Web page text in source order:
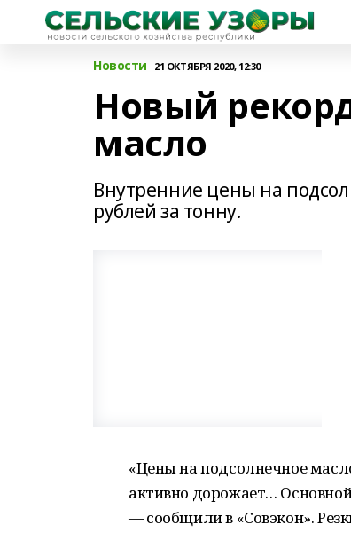
Новости 21 ОКТЯБРЯ 2020, 12:30
Новый
масло
Внутренние цены на
рублей за тонну.
«Цены на подсолнечное
активно дорожает…
— сообщили в «Совэкон».